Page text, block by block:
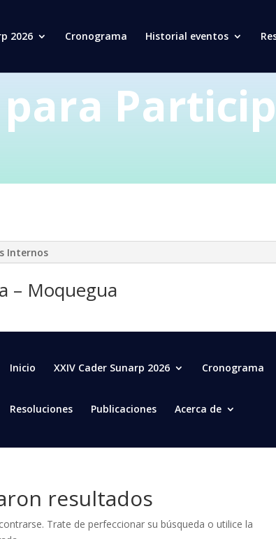
2026 Cronograma Historial eventos
Internos
– Moquegua